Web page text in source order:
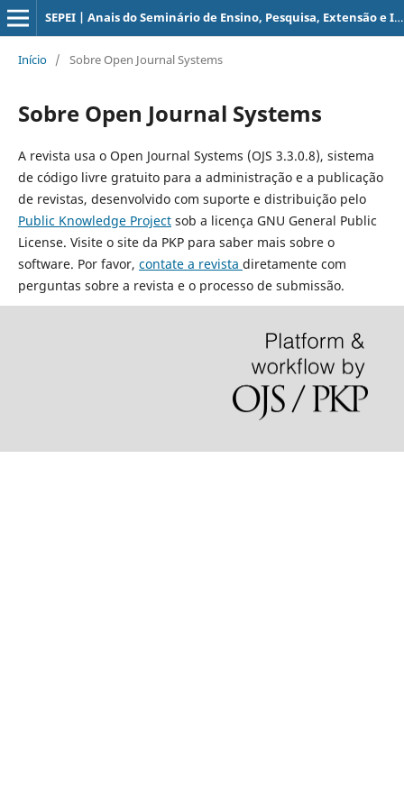
SEPEI | Anais do Seminário de Ensino, Pesquisa, Extensão e Inovação do IFSC
Início / Sobre Open Journal Systems
Sobre Open Journal Systems
A revista usa o Open Journal Systems (OJS 3.3.0.8), sistema
de código livre gratuito para a administração e a publicação
de revistas, desenvolvido com suporte e distribuição pelo
Public Knowledge Projectsob a licença GNU General Public
License. Visite o site da PKP para saber mais sobre o
software. Por favor, contate a revista diretamente com
perguntas sobre a revista e o processo de submissão.